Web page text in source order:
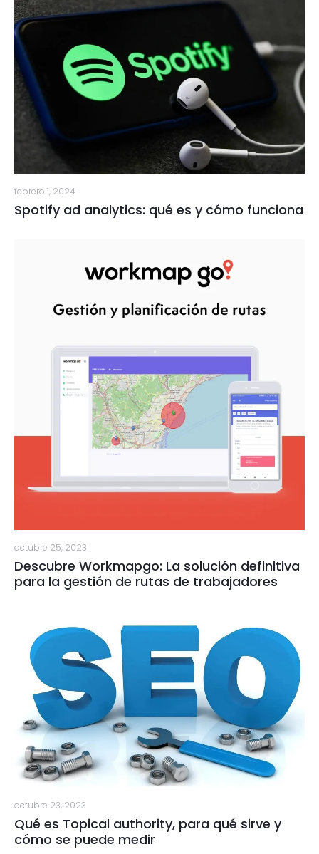
febrero 1, 2024
Spotify ad analytics: qué es y cómo funciona
octubre 25, 2023
Descubre Workmapgo: La solución definitiva
para la gestión de rutas de trabajadores
octubre 23, 2023
Qué es Topical authority, para qué sirve y
cómo se puede medir